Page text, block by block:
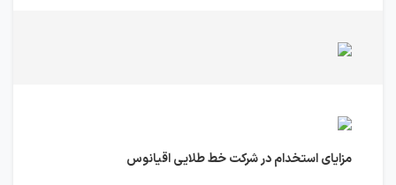
مزایای استخدام در شرکت خط طلایی اقیانوس